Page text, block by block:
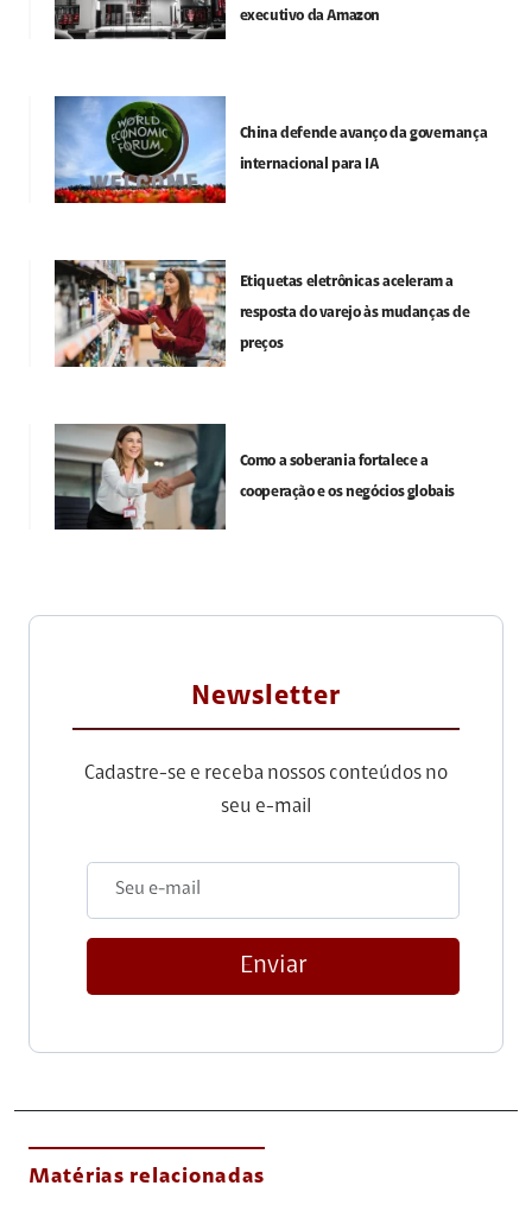
executivo da Amazon
China defende avanço da governança
internacional para IA
Etiquetas eletrônicas aceleram a
resposta do varejo às mudanças de
preços
Como a soberania fortalece a
cooperação e os negócios globais
Newsletter
Cadastre-se e receba nossos conteúdos no
seu e-mail
Enviar
Matérias relacionadas